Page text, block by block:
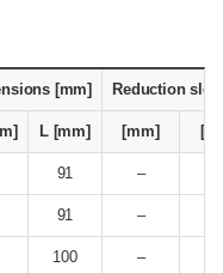
[mm] Reduction
L [mm] [mm]
91 –
91 –
100 –